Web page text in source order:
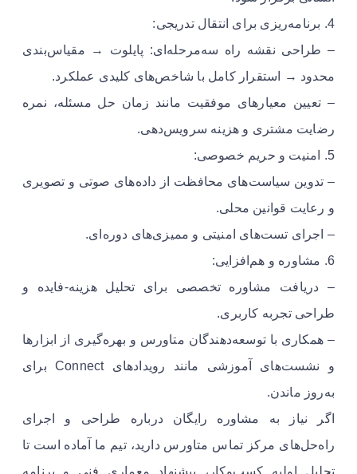
4. برنامه‌ریزی برای انتقال تدریجی:
– طراحی نقشه راه سه‌مرحله‌ای: پایلوت → مقیاس‌بندی
محدود → استقرار کامل با شاخص‌های کلیدی عملکرد.
– تعیین معیارهای موفقیت مانند زمان حل مسئله، نمره
رضایت مشتری و هزینه سرویس‌دهی.
5. امنیت و حریم خصوصی:
– تدوین سیاست‌های محافظت از داده‌های صوتی و تصویری
و رعایت قوانین محلی.
– اجرای تست‌های امنیتی و ممیزی‌های دوره‌ای.
6. مشاوره و هم‌افزایی:
– دریافت مشاوره تخصصی برای تحلیل هزینه-فایده و
طراحی تجربه کاربری.
– همکاری با توسعه‌دهندگان متاورس و بهره‌گیری از ابزارها
و نشست‌های آموزشی مانند رویدادهای Connect برای
به‌روز ماندن.
اگر نیاز به مشاوره رایگان درباره طراحی و اجرای
راه‌حل‌های مرکز تماس متاورس دارید، تیم ما آماده است تا